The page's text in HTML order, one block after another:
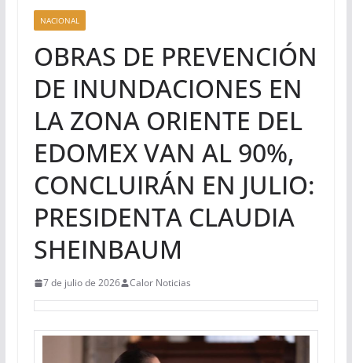
NACIONAL
OBRAS DE PREVENCIÓN
DE INUNDACIONES EN
LA ZONA ORIENTE DEL
EDOMEX VAN AL 90%,
CONCLUIRÁN EN JULIO:
PRESIDENTA CLAUDIA
SHEINBAUM
7 de julio de 2026 Calor Noticias